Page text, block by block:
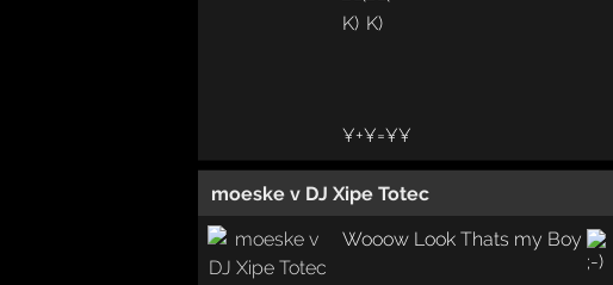
¥+¥=¥¥
moeske v DJ Xipe Totec
Wooow Look Thats my Boy